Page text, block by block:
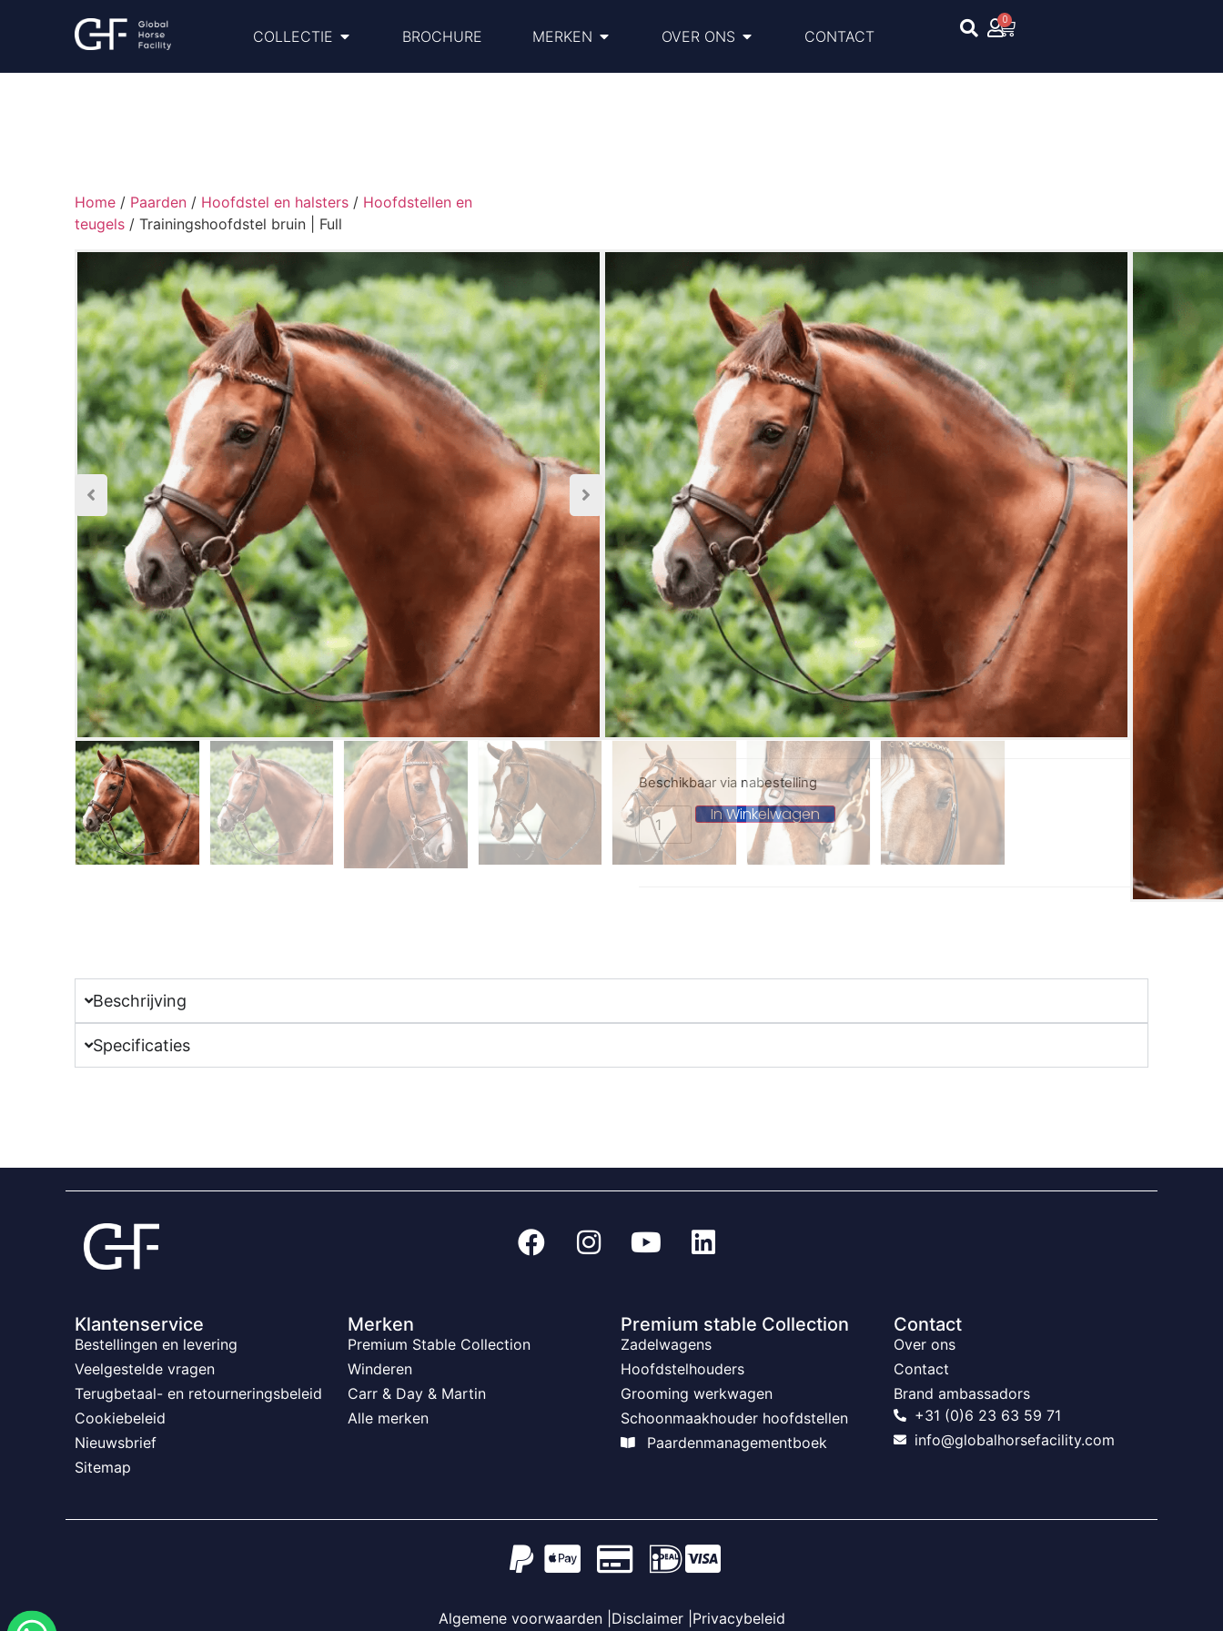
COLLECTIE BROCHURE MERKEN OVER ONS CONTACT
0
Home / Paarden / Hoofdstel en halsters / Hoofdstellen en
teugels / Trainingshoofdstel bruin | Full
Trainingshoofdstel bruin | Full
€119.95
Trainigshoofdstel bruin | Full
Dit hoofdstel is snel aan te passen voor verschillende paarden. Het
hoofdstel wordt geleverd inclusief teugels met stops welke bevestigd
worden middels ringen. Het hoofdstel heeft een chique uitstraling door
de frontriem met ringen.
Alle voordelen op een rij:
Snel te verstellen
Het bit kan snel gewisseld worden middels de clips
Geen keelriem
Afneembare sperriem
Inclusief teugels met stops
Chique frontriem
Soepel leer
Messing fournituren
Het hoofdstel is verkrijgbaar in het zwart en bruin.
Beschikbaar via nabestelling
In Winkelwagen
Beschrijving
Specificaties
Klantenservice
Bestellingen en levering
Veelgestelde vragen
Terugbetaal- en retourneringsbeleid
Cookiebeleid
Nieuwsbrief
Sitemap
Merken
Premium Stable Collection
Winderen
Carr & Day & Martin
Alle merken
Premium stable Collection
Zadelwagens
Hoofdstelhouders
Grooming werkwagen
Schoonmaakhouder hoofdstellen
Paardenmanagementboek
Contact
Over ons
Contact
Brand ambassadors
+31 (0)6 23 63 59 71
info@globalhorsefacility.com
Algemene voorwaarden | Disclaimer | Privacybeleid